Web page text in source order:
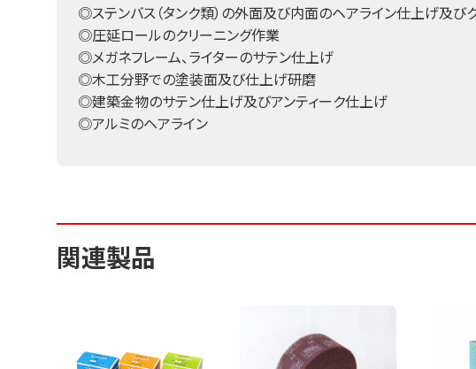
◎ステンバス（タンク類）の外面及び内面のヘアライン仕上げ及び
◎圧延ロールのクリーニング作業
◎メガネフレーム、ライターのサテン仕上げ
◎木工分野での塗装面及び仕上げ研磨
◎建築金物のサテン仕上げ及びアンティーク仕上げ
◎アルミのヘアライン
関連製品